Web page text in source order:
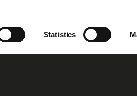
Statistics